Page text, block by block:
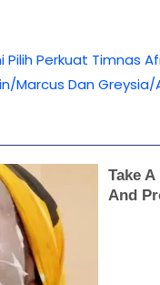
Pilih Perkuat Timnas
Marcus Dan